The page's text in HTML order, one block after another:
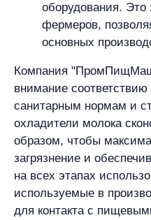
оборудования.
фермеров,
основных
Компания
внимание
санитарным нормам и
охладители молока
образом, чтобы
загрязнение и
на всех этапах
используемые в
для контакта с